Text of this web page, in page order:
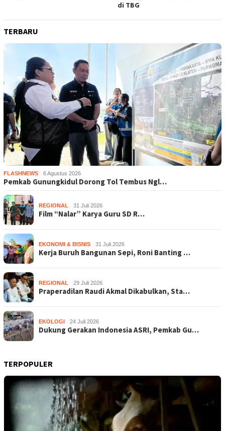
di TBG
TERBARU
FLASHNEWS 6 Agustus 2026
Pemkab Gunungkidul Dorong Tol Tembus Ngl…
REGIONAL 31 Juli 2026
Film “Nalar” Karya Guru SD R…
EKONOMI & BISNIS 31 Juli 2026
Kerja Buruh Bangunan Sepi, Roni Banting …
REGIONAL 29 Juli 2026
Praperadilan Raudi Akmal Dikabulkan, Sta…
EKOLOGI 24 Juli 2026
Dukung Gerakan Indonesia ASRI, Pemkab Gu…
TERPOPULER